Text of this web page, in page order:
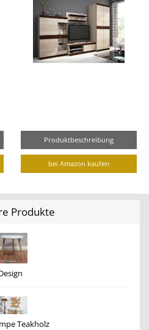
Produktbeschreibung
bei Amazon kaufen
Produkte
Teakholz